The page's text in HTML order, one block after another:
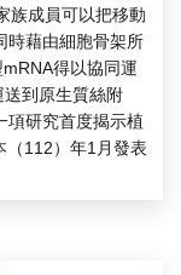
族成員可以把移動
時藉由細胞骨架所
得以協同運
到原生質絲附
項研究首度揭示植
（112）年1月發表